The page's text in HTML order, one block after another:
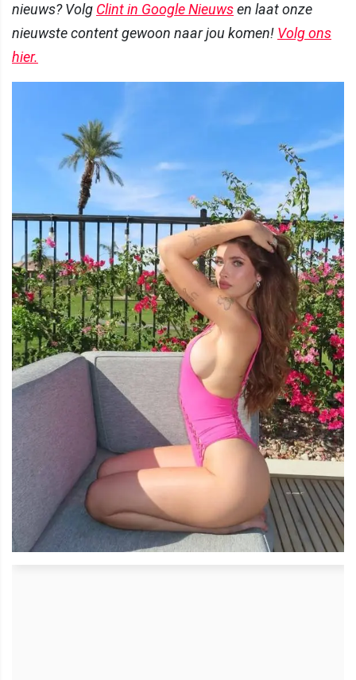
nieuws? Volg Clint in Google Nieuwsen laat onze
nieuwste content gewoon naar jou komen! Volg ons
hier.